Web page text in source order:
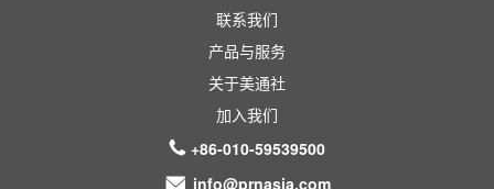
联系我们
产品与服务
关于美通社
加入我们
+86-010-59539500
info@prnasia.com